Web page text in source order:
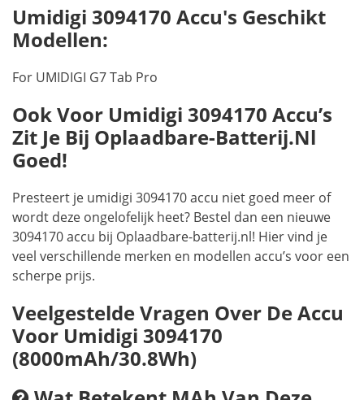
Umidigi 3094170 Accu's Geschikt
Modellen:
For UMIDIGI G7 Tab Pro
Ook Voor Umidigi 3094170 Accu’s
Zit Je Bij Oplaadbare-Batterij.nl
Goed!
Presteert je umidigi 3094170 accu niet goed meer of
wordt deze ongelofelijk heet? Bestel dan een nieuwe
3094170 accu bij Oplaadbare-batterij.nl! Hier vind je
veel verschillende merken en modellen accu’s voor een
scherpe prijs.
Veelgestelde Vragen Over De Accu
Voor Umidigi 3094170
(8000mAh/30.8Wh)